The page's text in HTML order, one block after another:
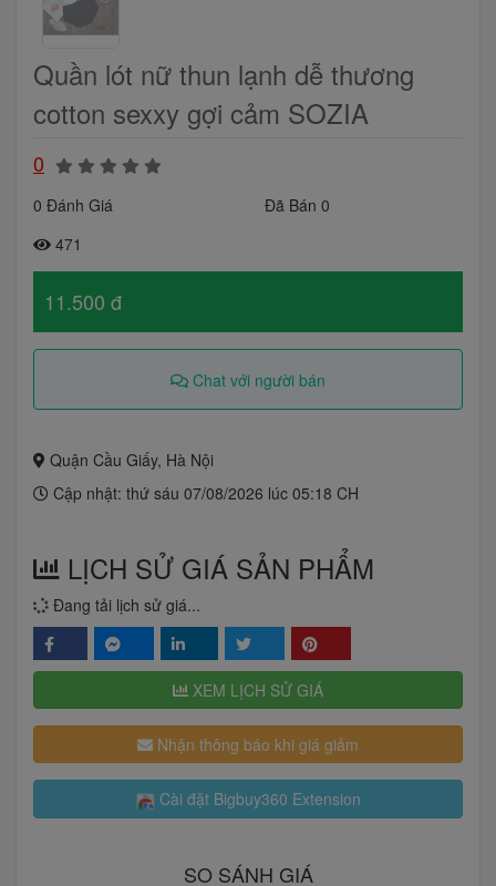
Quần lót nữ thun lạnh dễ thương
cotton sexxy gợi cảm SOZIA
0
0 Đánh Giá
Đã Bán 0
471
11.500 đ
Chat với người bán
Quận Cầu Giấy, Hà Nội
Cập nhật: thứ sáu 07/08/2026 lúc 05:18 CH
LỊCH SỬ GIÁ SẢN PHẨM
Đang tải lịch sử giá...
XEM LỊCH SỬ GIÁ
Nhận thông báo khi giá giảm
Cài đặt Bigbuy360 Extension
SO SÁNH GIÁ